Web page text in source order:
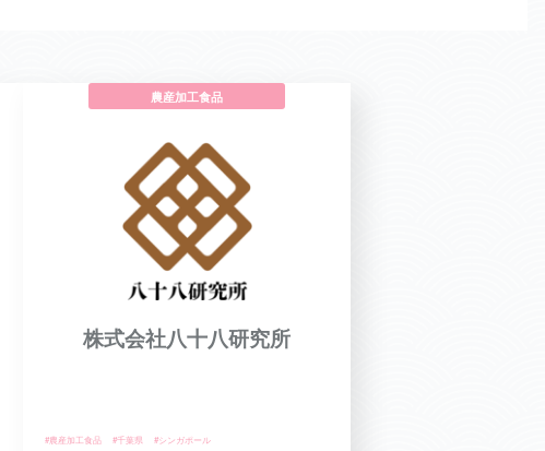
農産加工食品
株式会社八十八研究所
#農産加工食品 #千葉県 #シンガポール